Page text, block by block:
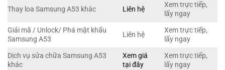
Thay loa Samsung A53 khác Liên hệ
Xem trực tiếp,
lấy ngay
Giải mã / Unlock/ Phá mật khẩu
Samsung A53
Liên hệ
Xem trực tiếp,
lấy ngay
Dịch vụ sửa chữa Samsung A53
khác
Xem giá
tại đây
Xem trực tiếp,
lấy ngay